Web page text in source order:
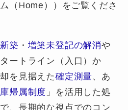
（Home））をご覧くださ
築 ・ 増築未登記の解消や
ートライン（入口）か
を見据えた確定測量、あ
帰属制度 」を活用した処
、長期的な視点でのコン